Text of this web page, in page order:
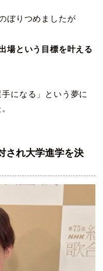
ぼりつめましたが
場という目標を叶える
になる」という夢に
され大学進学を決